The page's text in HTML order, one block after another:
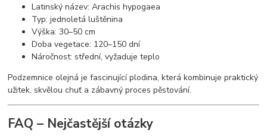
Latinský název: Arachis hypogaea
Typ: jednoletá luštěnina
Výška: 30–50 cm
Doba vegetace: 120–150 dní
Náročnost: střední, vyžaduje teplo
Podzemnice olejná je fascinující plodina, která kombinuje praktický
užitek, skvělou chuť a zábavný proces pěstování.
FAQ – Nejčastější otázky